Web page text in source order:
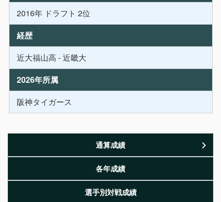
2016年 ドラフト 2位
経歴
近大福山高 - 近畿大
2026年所属
阪神タイガース
通算成績
各年成績
選手別対戦成績